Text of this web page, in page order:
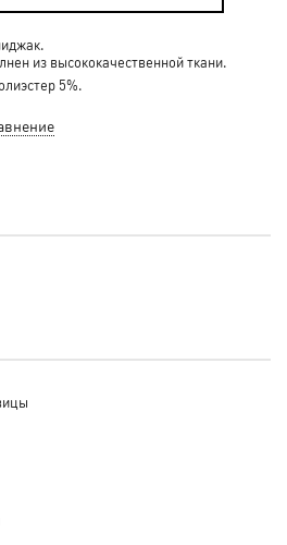
из высококачественной ткани.
5%.